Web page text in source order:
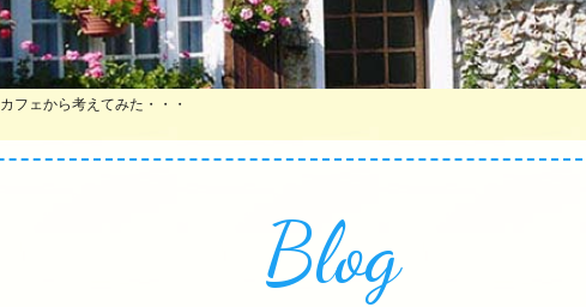
カフェから考えてみた・・・
Blog